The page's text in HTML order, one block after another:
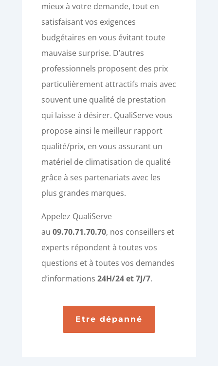
mieux à votre demande, tout en
satisfaisant vos exigences
budgétaires en vous évitant toute
mauvaise surprise. D’autres
professionnels proposent des prix
particulièrement attractifs mais avec
souvent une qualité de prestation
qui laisse à désirer. QualiServe vous
propose ainsi le meilleur rapport
qualité/prix, en vous assurant un
matériel de climatisation de qualité
grâce à ses partenariats avec les
plus grandes marques.
Appelez QualiServe
au 09.70.71.70.70, nos conseillers et
experts répondent à toutes vos
questions et à toutes vos demandes
d’informations 24H/24 et 7J/7.
Etre dépanné